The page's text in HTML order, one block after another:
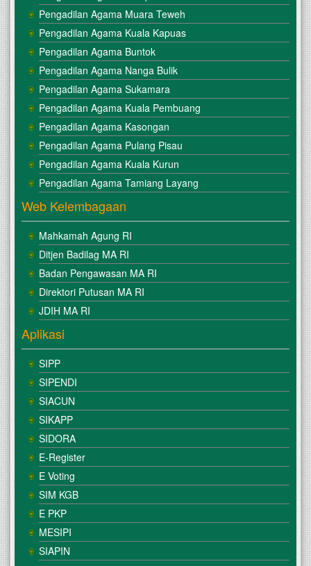
Pengadilan Agama Muara Teweh
Pengadilan Agama Kuala Kapuas
Pengadilan Agama Buntok
Pengadilan Agama Nanga Bulik
Pengadilan Agama Sukamara
Pengadilan Agama Kuala Pembuang
Pengadilan Agama Kasongan
Pengadilan Agama Pulang Pisau
Pengadilan Agama Kuala Kurun
Pengadilan Agama Tamiang Layang
Web Kelembagaan
Mahkamah Agung RI
Ditjen Badilag MA RI
Badan Pengawasan MA RI
Direktori Putusan MA RI
JDIH MA RI
Aplikasi
SIPP
SIPENDI
SIACUN
SIKAPP
SIDORA
E-Register
E Voting
SIM KGB
E PKP
MESIPI
SIAPIN